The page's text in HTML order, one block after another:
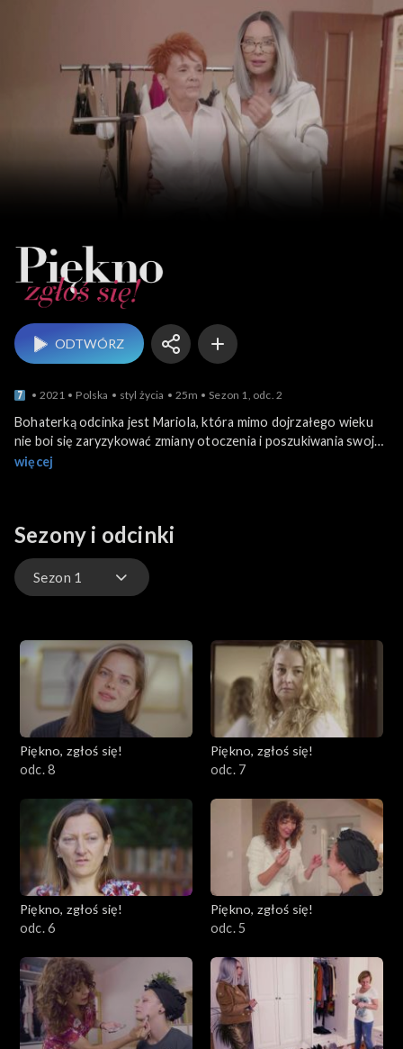
Piękno, zgłoś się!
ODTWÓRZ
2021 Polska styl życia 25m Sezon 1, odc. 2
Bohaterką odcinka jest Mariola, która mimo dojrzałego wieku
nie boi się zaryzykować zmiany otoczenia i poszukiwania swojej
drogi życiowej na nowo. Jednak odwaga do przeprowadzania
swoją drużyną ekspertów.
więcej
Sezony i odcinki
Sezon 1
Sezon 3
Sezon 2
Sezon 1
Piękno, zgłoś się!
odc. 8
Piękno, zgłoś się!
odc. 7
Piękno, zgłoś się!
odc. 6
Piękno, zgłoś się!
odc. 5